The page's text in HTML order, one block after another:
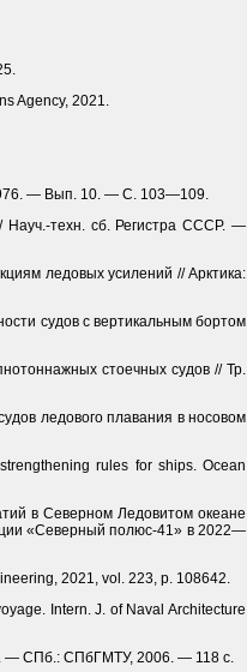
Agency, 2021.
— Вып. 10. — С. 103—109.
Науч.-техн. сб. Регистра СССР. —
ледовых усилений // Арктика:
судов с вертикальным бортом
стоечных судов // Тр.
ледового плавания в носовом
rules for ships. Ocean
в Северном Ледовитом океане
«Северный полюс-41» в 2022—
2021, vol. 223, p. 108642.
Intern. J. of Naval Architecture
— СПб.: СПбГМТУ, 2006. — 118 с.